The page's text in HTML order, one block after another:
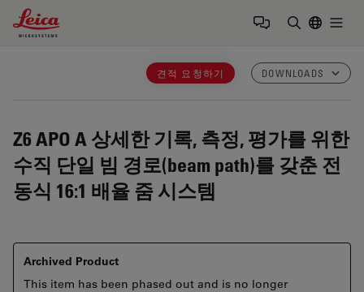
Leica Microsystems Logo
견적 요청하기 DOWNLOADS
Z6 APO A 상세한 기록, 측정, 평가를 위한
수직 단일 빔 경로(beam path)를 갖춘 전
동식 16:1 배율 줌 시스템
Archived Product
This item has been phased out and is no longer